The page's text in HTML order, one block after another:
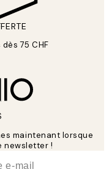
75 CHF
maintenant lorsque
newsletter !